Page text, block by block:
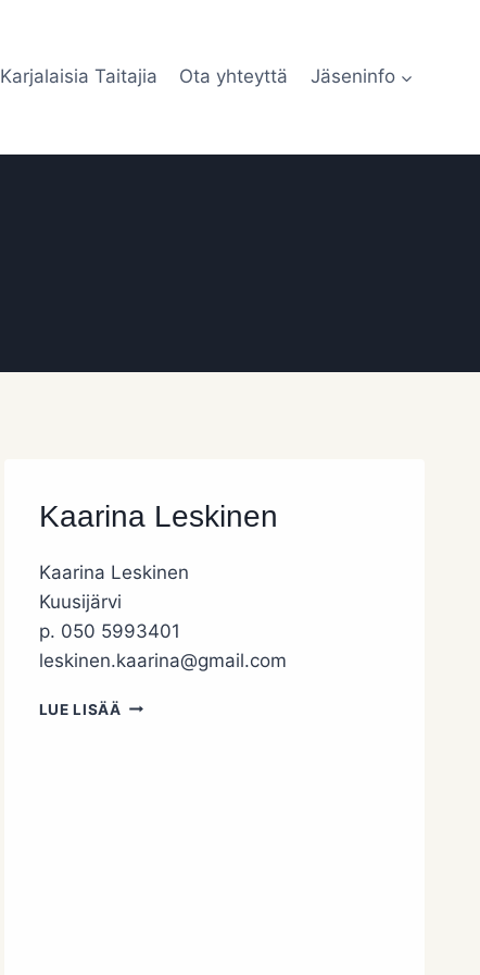
Karjalaisia Taitajia Ota yhteyttä Jäseninfo
Kaarina Leskinen
Kaarina Leskinen
Kuusijärvi
p. 050 5993401
leskinen.kaarina@gmail.com
LUE LISÄÄ KAARINA